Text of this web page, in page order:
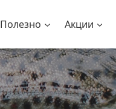
Полезно Акции